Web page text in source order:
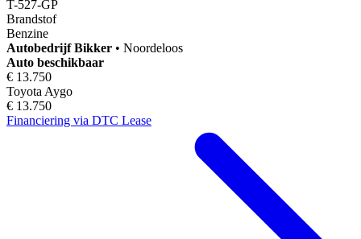
T-527-GP
Brandstof
Benzine
AutobedrijfBikker • Noordeloos
Auto beschikbaar
€ 13.750
Toyota Aygo
€ 13.750
Financiering via DTC Lease